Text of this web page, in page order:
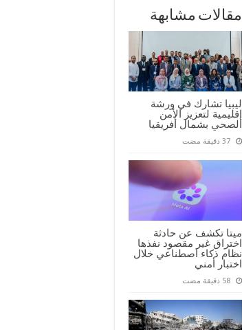
مقالات مشابهة
ليبيا تشارك في ورشة
إقليمية لتعزيز الأمن
الصحي بشمال أفريقيا
ميتا تكشف عن حادثة
اختراق غير مقصود نفذها
نظام ذكاء اصطناعي خلال
اختبار أمني